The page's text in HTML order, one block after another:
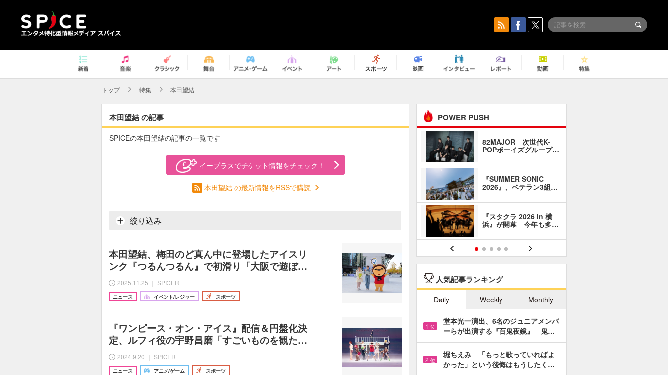
トップ 特集 本田望結
本田望結 の記事
SPICEの本田望結の記事の一覧です
イープラスでチケット情報をチェック！
本田望結 の最新情報をRSSで購読
絞り込み
本田望結、梅田のど真ん中に登場したアイスリ
ンク『つるんつるん』で初滑り「大阪で遊ぼ…
2025.11.25 ｜ SPICER
ニュース イベント/レジャー スポーツ
『ワンピース・オン・アイス』配信＆円盤化決
定、ルフィ役の宇野昌磨「すごいものを観た…
2024.9.20 ｜ SPICER
ニュース アニメ/ゲーム スポーツ
POWER PUSH
82MAJOR 次世代K-
POPボーイズグループ…
『SUMMER SONIC
2026』、ベテラン3組…
『スタクラ 2026 in 横
浜』が開幕 今年も多…
人気記事ランキング
Daily Weekly Monthly
1 位
堂本光一演出、6名のジュニアメンバ
ーらが出演する『百鬼夜鏡』 鬼…
2 位
堀ちえみ 「もっと歌っていればよ
かった」という後悔はもうしたく…